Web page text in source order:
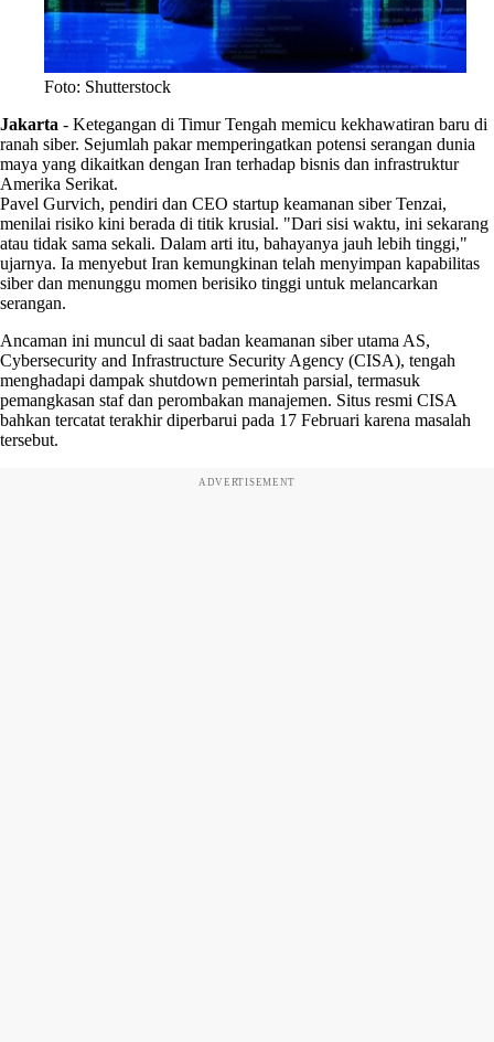
Foto: Shutterstock
Jakarta - Ketegangan di Timur Tengah memicu kekhawatiran baru di
ranah siber. Sejumlah pakar memperingatkan potensi serangan dunia
maya yang dikaitkan dengan Iran terhadap bisnis dan infrastruktur
Amerika Serikat.
Pavel Gurvich, pendiri dan CEO startup keamanan siber Tenzai,
menilai risiko kini berada di titik krusial. "Dari sisi waktu, ini sekarang
atau tidak sama sekali. Dalam arti itu, bahayanya jauh lebih tinggi,"
ujarnya. Ia menyebut Iran kemungkinan telah menyimpan kapabilitas
siber dan menunggu momen berisiko tinggi untuk melancarkan
serangan.
Ancaman ini muncul di saat badan keamanan siber utama AS,
Cybersecurity and Infrastructure Security Agency (CISA), tengah
menghadapi dampak shutdown pemerintah parsial, termasuk
pemangkasan staf dan perombakan manajemen. Situs resmi CISA
bahkan tercatat terakhir diperbarui pada 17 Februari karena masalah
tersebut.
ADVERTISEMENT